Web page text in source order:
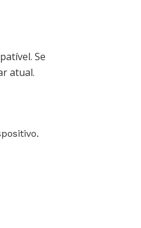
Se
atual.